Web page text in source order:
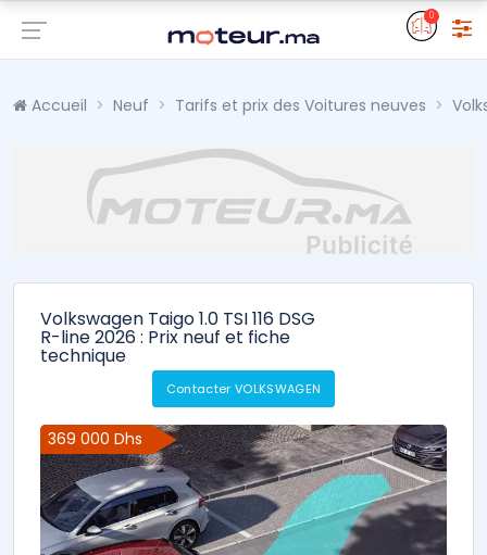
0
Accueil Neuf Tarifs et prix des Voitures neuves
Volkswagen Taigo 1.0 TSI 116 DSG
R-line 2026 : Prix neuf et fiche
technique
Contacter VOLKSWAGEN
369 000 Dhs